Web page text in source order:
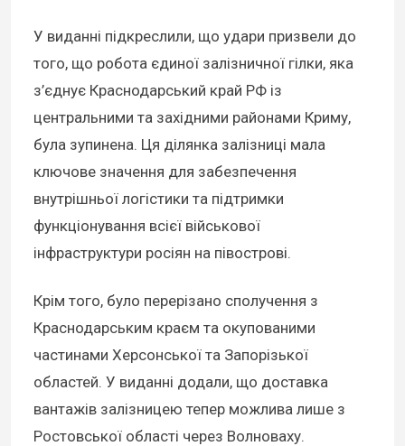
У виданні підкреслили, що удари призвели до
того, що робота єдиної залізничної гілки, яка
з’єднує Краснодарський край РФ із
центральними та західними районами Криму,
була зупинена. Ця ділянка залізниці мала
ключове значення для забезпечення
внутрішньої логістики та підтримки
функціонування всієї військової
інфраструктури росіян на півострові.
Крім того, було перерізано сполучення з
Краснодарським краєм та окупованими
частинами Херсонської та Запорізької
областей. У виданні додали, що доставка
вантажів залізницею тепер можлива лише з
Ростовської області через Волноваху.